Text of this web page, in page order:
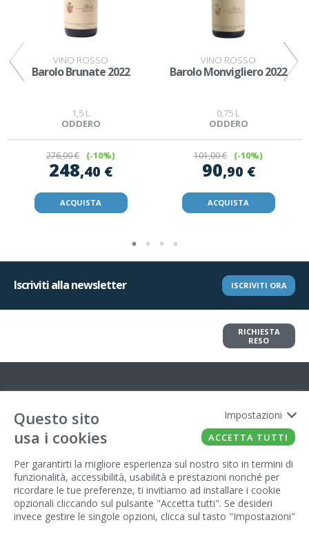
VINO ROSSO
Barolo Brunate 2022
1,5 L
ODDERO
276,00 € (-10%)
248,40 €
ACQUISTA
VINO ROSSO
Barolo Monvigliero 2022
0,75 L
ODDERO
101,00 € (-10%)
90,90 €
ACQUISTA
Iscriviti alla newsletter ISCRIVITI ORA
RICHIESTA
RESO
Informazioni
Contatto
Legal
Gestore del sito
Questo sito
usa i cookies
Per garantirti la migliore esperienza sul nostro sito in termini di
funzionalità, accessibilità, usabilità e prestazioni nonché per
ricordare le tue preferenze, ti invitiamo ad installare i cookie
opzionali cliccando sul pulsante "Accetta tutti". Se desideri
invece gestire le singole opzioni, clicca sul tasto "Impostazioni"
Impostazioni
ACCETTA TUTTI